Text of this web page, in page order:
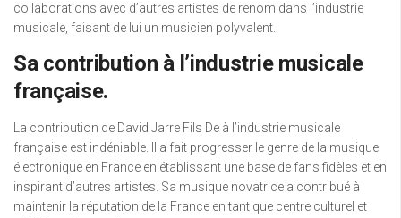
collaborations avec d’autres artistes de renom dans l’industrie
musicale, faisant de lui un musicien polyvalent.
Sa contribution à l’industrie musicale
française.
La contribution de David Jarre Fils De à l’industrie musicale
française est indéniable. Il a fait progresser le genre de la musique
électronique en France en établissant une base de fans fidèles et en
inspirant d’autres artistes. Sa musique novatrice a contribué à
maintenir la réputation de la France en tant que centre culturel et